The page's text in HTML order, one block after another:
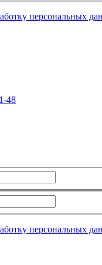
персональных
48
персональных